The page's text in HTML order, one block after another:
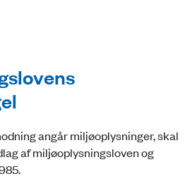
angår miljøoplysninger, skal
af miljøoplysningsloven og